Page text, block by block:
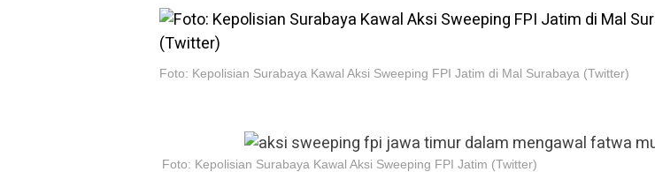
Foto: Kepolisian Surabaya Kawal Aksi Sweeping FPI Jatim di Mal Surabaya (Twitter)
Foto: Kepolisian Surabaya Kawal Aksi Sweeping FPI Jatim (Twitter)